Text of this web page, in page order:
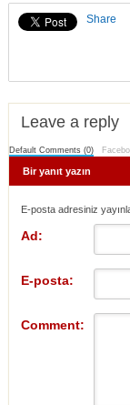
Share
Leave a reply
Default Comments (0)
Bir yanıt yazın
E-posta adresiniz
Ad:
E-posta:
Comment: